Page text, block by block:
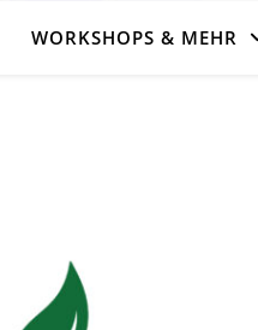
WORKSHOPS & MEHR